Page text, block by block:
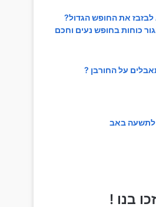
לבזבז את החופש הגדול?
כוחות בחופש נעים וחכם
על החורבן ?
לתשעה באב
בנו !